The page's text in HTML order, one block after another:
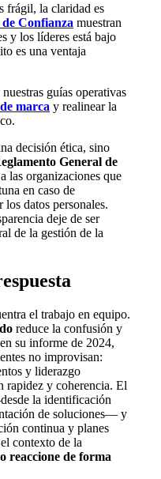
frágil, la claridad es
Confianza muestran
y los líderes está bajo
es una ventaja
guías operativas
marca y realinear la
decisión ética, sino
General de
las organizaciones que
en caso de
datos personales.
deje de ser
de la gestión de la
el trabajo en equipo.
reduce la confusión y
en su informe de 2024,
no improvisan:
y liderazgo
rapidez y coherencia. El
la identificación
de soluciones— y
continua y planes
contexto de la
reaccione de forma